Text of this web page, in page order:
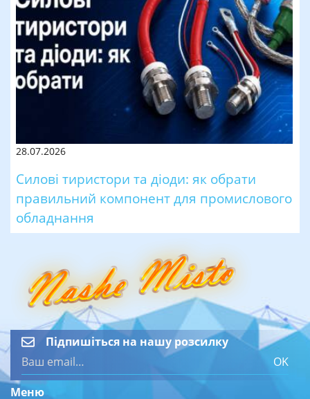
28.07.2026
Силові тиристори та діоди: як обрати
правильний компонент для промислового
обладнання
Підпишіться на нашу розсилку
OK
Меню